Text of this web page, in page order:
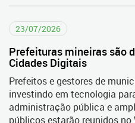
23/07/2026
Prefeituras mineiras são
Cidades Digitais
Prefeitos e gestores de
investindo em tecnologia
administração pública e
públicos estarão reunidos no